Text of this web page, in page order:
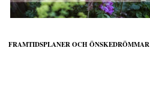
FRAMTIDSPLANER OCH ÖNSKEDRÖMMAR